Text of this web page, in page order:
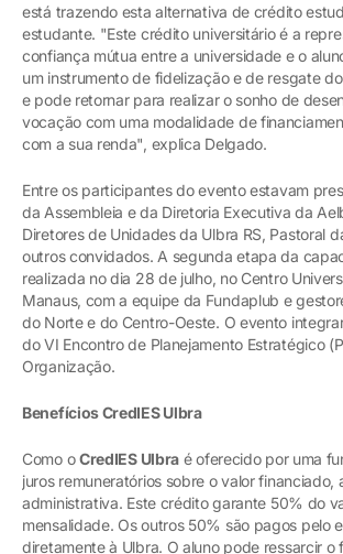
está trazendo esta alternativa de crédito
estudante. "Este crédito universitário é a
confiança mútua entre a universidade e o
um instrumento de fidelização e de resgate
e pode retornar para realizar o sonho de
vocação com uma modalidade de
com a sua renda", explica Delgado.
Entre os participantes do evento estavam
da Assembleia e da Diretoria Executiva da
Diretores de Unidades da Ulbra RS, Pastoral
outros convidados. A segunda etapa da
realizada no dia 28 de julho, no Centro
Manaus, com a equipe da Fundaplub e
do Norte e do Centro-Oeste. O evento
do VI Encontro de Planejamento Estratégico
Organização.
Benefícios CredIES Ulbra
Como oCredIES Ulbra é oferecido por uma
juros remuneratórios sobre o valor financiado,
administrativa. Este crédito garante 50% do
mensalidade. Os outros 50% são pagos pelo
diretamente à Ulbra. O aluno pode ressarcir o